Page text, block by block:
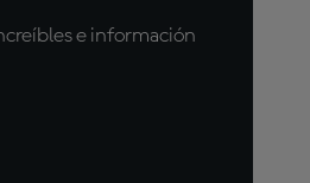
e información